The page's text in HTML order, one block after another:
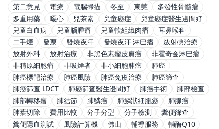
第二意見
電療 電腦掃描 冬至 東莞
多發性骨髓瘤
多重用藥
噁心 兒茶素 兒童癌症
兒童癌症醫生邊間好
兒童白血病
兒童腦腫瘤 兒童軟組織肉瘤
耳鼻喉科
二手煙
發票 發燒夜汗 發燒夜汗 淋巴瘤
放射碘治療
放射外科
放射治療 非黑色素瘤皮膚癌
非霍奇金淋巴瘤
非精原細胞瘤
非吸煙者 非小細胞肺癌
肺癌
肺癌標靶治療
肺癌風險 肺癌免疫治療
肺癌篩查
肺癌篩查 LDCT
肺癌篩查醫生邊間好 肺癌手術
肺部檢查
肺部轉移瘤
肺結節 肺鱗癌 肺鱗狀細胞癌
肺腺癌
肺葉切除
費用比較 分子分型 分子檢測
糞便篩查
糞便隱血測試
風險計算機 佛山 輔導服務
輔酶Q10